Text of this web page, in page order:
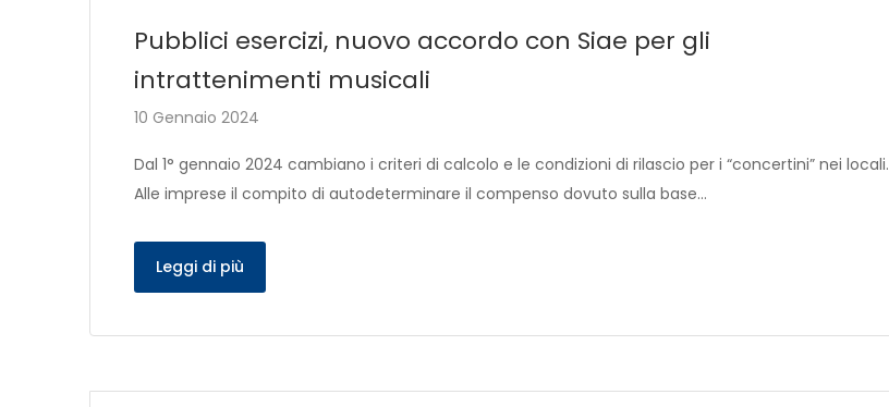
Pubblici esercizi, nuovo accordo con Siae per gli
intrattenimenti musicali
10 Gennaio 2024
Dal 1° gennaio 2024 cambiano i criteri di calcolo e le condizioni di rilascio per i “concertini” nei locali.
Alle imprese il compito di autodeterminare il compenso dovuto sulla base…
Leggi di più